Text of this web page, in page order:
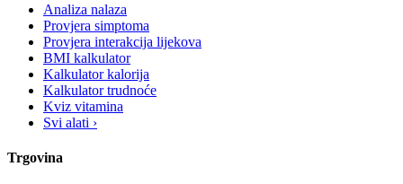
Analiza nalaza
Provjera simptoma
Provjera interakcija lijekova
BMI kalkulator
Kalkulator kalorija
Kalkulator trudnoće
Kviz vitamina
Svi alati ›
Trgovina